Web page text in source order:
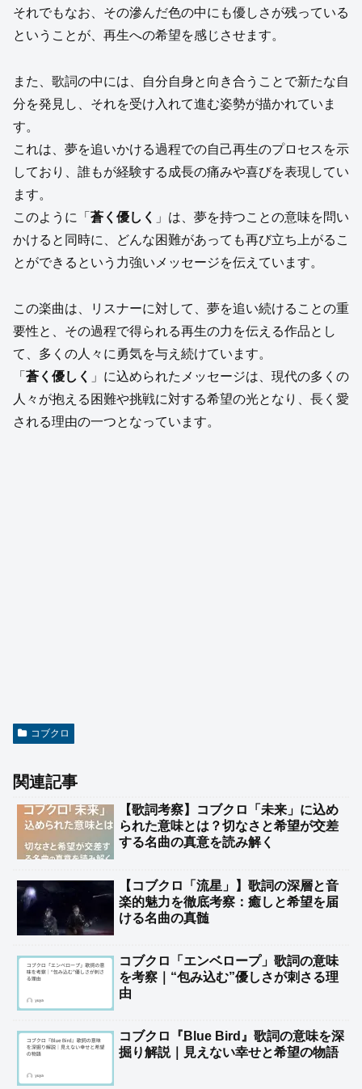
それでもなお、その滲んだ色の中にも優しさが残っている
ということが、再生への希望を感じさせます。
また、歌詞の中には、自分自身と向き合うことで新たな自
分を発見し、それを受け入れて進む姿勢が描かれていま
す。
これは、夢を追いかける過程での自己再生のプロセスを示
しており、誰もが経験する成長の痛みや喜びを表現してい
ます。
このように「 蒼く優しく 」は、夢を持つことの意味を問い
かけると同時に、どんな困難があっても再び立ち上がるこ
とができるという力強いメッセージを伝えています。
この楽曲は、リスナーに対して、夢を追い続けることの重
要性と、その過程で得られる再生の力を伝える作品とし
て、多くの人々に勇気を与え続けています。
「 蒼く優しく 」に込められたメッセージは、現代の多くの
人々が抱える困難や挑戦に対する希望の光となり、長く愛
される理由の一つとなっています。
コブクロ
関連記事
【歌詞考察】コブクロ「未来」に込め
られた意味とは？切なさと希望が交差
する名曲の真意を読み解く
【コブクロ「流星」】歌詞の深層と音
楽的魅力を徹底考察：癒しと希望を届
ける名曲の真髄
コブクロ「エンベロープ」歌詞の意味
を考察｜“包み込む”優しさが刺さる理
由
コブクロ『Blue Bird』歌詞の意味を深
掘り解説｜見えない幸せと希望の物語